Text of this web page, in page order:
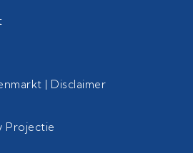
| Disclaimer
Projectie